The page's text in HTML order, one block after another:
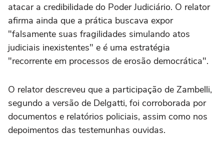
atacar a credibilidade do Poder Judiciário. O relator
afirma ainda que a prática buscava expor
"falsamente suas fragilidades simulando atos
judiciais inexistentes" e é uma estratégia
"recorrente em processos de erosão democrática".
O relator descreveu que a participação de Zambelli,
segundo a versão de Delgatti, foi corroborada por
documentos e relatórios policiais, assim como nos
depoimentos das testemunhas ouvidas.